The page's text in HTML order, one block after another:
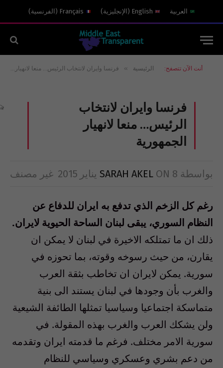
العربية English
( الإنجليزية)
Français
( الفرنسية)
أنت الآن تتصفح: الرئيسية » فرنسا وايران لانتخاب الرئيس… منعا لانهيار الجمهورية
فرنسا وايران لانتخاب
الرئيس… منعا لانهيار
الجمهورية
بواسطة SARAH AKEL ON 8 يناير 2015 غير مصنف
رغم كل الزخم الذي تدفع به ايران للدفاع عن
النظام السوري، يبقى لبنان الساحة الحيوية لايران.
ذلك ان ما تمتلكه الاخيرة في لبنان لا يمكن ان
يقارن، من حيث رسوخه وقوته، بما تحوزه في
سورية. يمكن لايران ان تخاطب بثقة العرب
والغرب بأن وجودها في لبنان يستند الى بنية
متماسكة اجتماعيا وسياسيا تمثلها الطائفة الشيعية
ولن يشكك العرب والغرب بهذه المقولة. في
سورية الامر مختلف. فرغم ما قدمته ايران وتقدمه
من دعم بشري وعسكري وسياسي للنظام